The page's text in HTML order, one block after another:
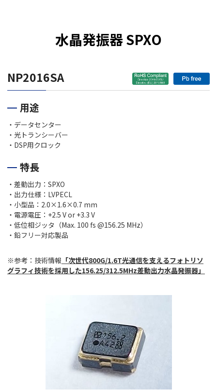
水晶発振器 SPXO
NP2016SA
用途
・データセンター
・光トランシーバー
・DSP用クロック
特長
・差動出力：SPXO
・出力仕様：LVPECL
・小型品：2.0×1.6×0.7 mm
・電源電圧：+2.5 Vor +3.3 V
・低位相ジッタ（Max. 100 fs @156.25 MHz）
・鉛フリー対応製品
※参考：技術情報 「次世代800G/1.6T光通信を支えるフォトリソ
グラフィ技術を採用した156.25/312.5MHz差動出力水晶発振器」